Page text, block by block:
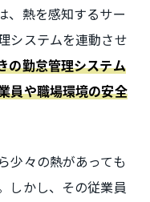
、熱を感知するサー
システムを連動させ
の勤怠管理システム
員や職場環境の安全
少々の熱があっても
しかし、その従業員